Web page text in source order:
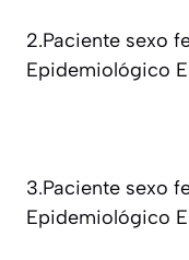
2.Paciente sexo
Epidemiológico
3.Paciente sexo
Epidemiológico